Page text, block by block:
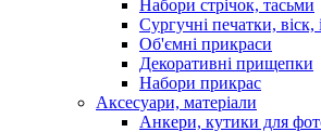
Набори стрічок, тасьми
Сургучні печатки, віск,
Об'ємні прикраси
Декоративні прищепки
Набори прикрас
Аксесуари, матеріали
Анкери, кутики для